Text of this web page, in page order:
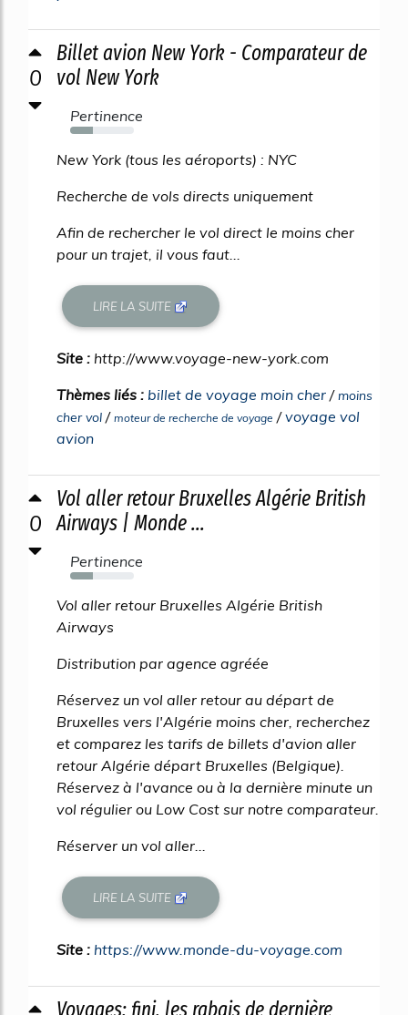
0
Billet avion New York - Comparateur de
vol New York
Pertinence
35%
New York (tous les aéroports) : NYC
Recherche de vols directs uniquement
Afin de rechercher le vol direct le moins cher
pour un trajet, il vous faut...
LIRE LA SUITE
Site : http://www.voyage-new-york.com
Thèmes liés : billet de voyage moin cher /moins
cher vol / moteur de recherche de voyage /voyage vol
avion
0
Vol aller retour Bruxelles Algérie British
Airways | Monde ...
Pertinence
35%
Vol aller retour Bruxelles Algérie British
Airways
Distribution par agence agréée
Réservez un vol aller retour au départ de
Bruxelles vers l'Algérie moins cher, recherchez
et comparez les tarifs de billets d'avion aller
retour Algérie départ Bruxelles (Belgique).
Réservez à l'avance ou à la dernière minute un
vol régulier ou Low Cost sur notre comparateur.
Réserver un vol aller...
LIRE LA SUITE
Site : https://www.monde-du-voyage.com
Voyages: fini, les rabais de dernière